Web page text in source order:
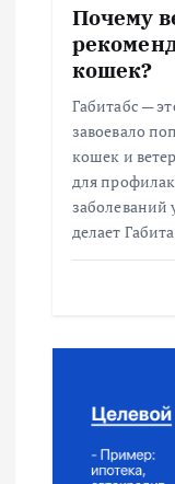
Почему
кошек?
Габитабс —
завоевало
кошек и
для
делает